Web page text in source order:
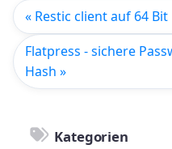
Flatpress - sichere
Hash »
« Restic client auf 64
Kategorien